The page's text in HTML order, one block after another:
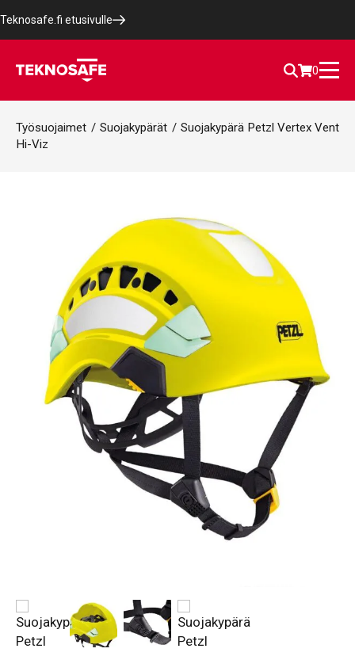
Teknosafe.fi etusivulle
0
Työsuojaimet / Suojakypärät / Suojakypärä Petzl Vertex Vent
Hi-Viz